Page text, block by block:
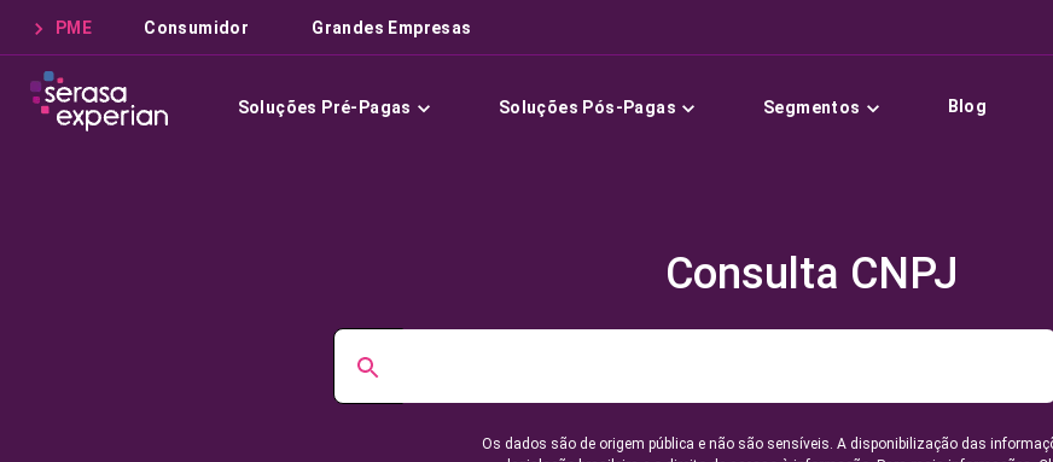
PME Consumidor Grandes Empresas
Soluções Pré-Pagas Soluções Pós-Pagas Segmentos Blog
Consulta CNPJ
Os dados são de origem pública e não são sensíveis. A disponibilização das